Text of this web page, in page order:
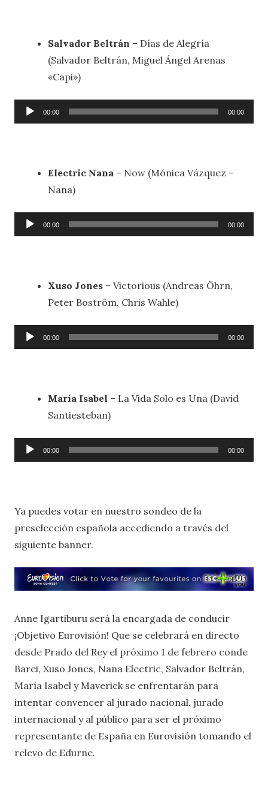
Salvador Beltrán – Días de Alegría
(Salvador Beltrán, Miguel Ángel Arenas
«Capi»)
Reproductor
de
00:00 00:00
Electric Nana – Now (Mónica Vázquez –
Nana)
Reproductor
de
00:00 00:00
Xuso Jones – Victorious (Andreas Öhrn,
Peter Boström, Chris Wahle)
Reproductor
de
00:00 00:00
María Isabel – La Vida Solo es Una (David
Santiesteban)
Reproductor
de
00:00 00:00
Ya puedes votar en nuestro sondeo de la
preselección española accediendo a través del
siguiente banner.
Anne Igartiburu será la encargada de conducir
¡Objetivo Eurovisión! Que se celebrará en directo
desde Prado del Rey el próximo 1 de febrero conde
Barei, Xuso Jones, Nana Electric, Salvador Beltrán,
María Isabel y Maverick se enfrentarán para
intentar convencer al jurado nacional, jurado
internacional y al público para ser el próximo
representante de España en Eurovisión tomando el
relevo de Edurne.